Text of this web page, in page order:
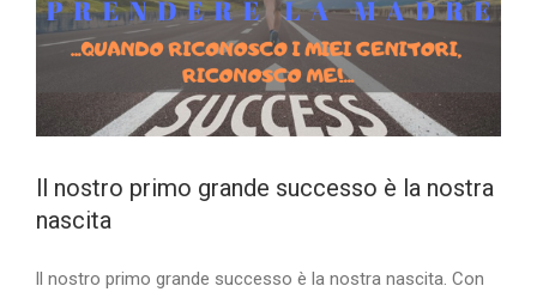
ll nostro primo grande successo è la nostra
nascita
ll nostro primo grande successo è la nostra nascita. Con